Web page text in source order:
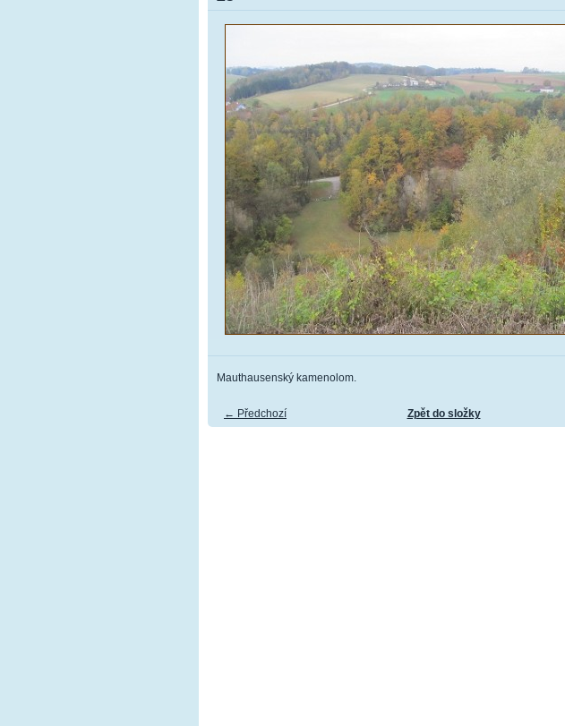
Mauthausenský kamenolom.
← Předchozí Zpět do složky